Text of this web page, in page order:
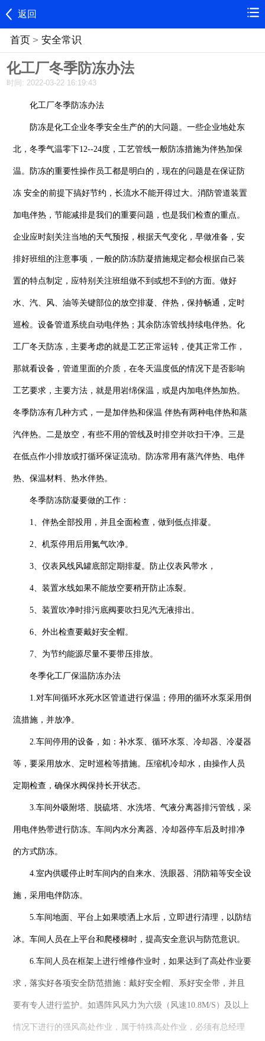
返回
首页 > 安全常识
化工厂冬季防冻办法
时间: 2022-03-22 16:19:43
化工厂冬季防冻办法
防冻是化工企业冬季安全生产的的大问题。一些企业地处东
北，冬季气温零下12--24度，工艺管线一般防冻措施为伴热加保
温。防冻的重要性操作员工都是明白的，现在的问题是在保证防
冻 安全的前提下搞好节约，长流水不能开得过大。消防管道装置
加电伴热，节能减排是我们的重要问题，也是我们检查的重点。
企业应时刻关注当地的天气预报，根据天气变化，早做准备，安
排好班组的注意事项，一般的防冻防凝措施规定都会根据自己装
置的特点制定，应特别关注班组做不到或想不到的方面。做好
水、汽、风、油等关键部位的放空排凝、伴热，保持畅通，定时
巡检。设备管道系统自动电伴热；其余防冻管线持续电伴热。化
工厂冬天防冻，主要考虑的就是工艺正常运转，使其正常工作，
那就看设备，管道里面的介质，在冬天温度低的情况下是否影响
工艺要求，主要方法，就是用岩绵保温，或是内加电伴热加热。
冬季防冻有几种方式，一是加伴热和保温 伴热有两种电伴热和蒸
汽伴热。二是放空，有些不用的管线及时排空并吹扫干净。三是
在低点作小排放或打循环保证流动。防冻常用有蒸汽伴热、电伴
热、保温材料、热水伴热。
冬季防冻防凝要做的工作：
1、伴热全部投用，并且全面检查，做到低点排凝。
2、机泵停用后用氮气吹净。
3、仪表风线风罐底部定期排凝。防止仪表风带水，
4、装置水线如果不能放空要稍开防止冻裂。
5、装置吹净时排污底阀要吹扫见汽无液排出。
6、外出检查要戴好安全帽。
7、为节约能源尽量不要带压排放。
冬季化工厂保温防冻办法
1.对车间循环水死水区管道进行保温；停用的循环水泵采用倒
流措施，并放净。
2.车间停用的设备，如：补水泵、循环水泵、冷却器、冷凝器
等，要采用放水、定时巡检等措施。压缩机冷却水，由操作人员
定期检查，确保水阀保持长开状态。
3.车间外吸附塔、脱硫塔、水洗塔、气液分离器排污管线，采
用电伴热带进行防冻。车间内水分离器、冷却器停车后及时排净
的方式防冻。
4.室内供暖停止时车间内的自来水、洗眼器、消防箱等安全设
施，采用电伴防冻。
5.车间地面、平台上如果喷洒上水后，立即进行清理，以防结
冰。车间人员在上平台和爬楼梯时，提高安全意识与防范意识。
6.车间人员在框架上进行维修作业时，如果达到了高处作业要
求，落实好各项安全防范措施：戴好安全帽、系好安全带，并且
要有专人进行监护。如遇阵风风力为六级（风速10.8M/S）及以上
情况下进行的强风高处作业，属于特殊高处作业，必须有总经理